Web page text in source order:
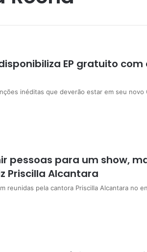
EP gratuito
inéditas que deverão estar em seu novo
pessoas para um show,
Priscilla Alcantara
reunidas pela cantora Priscilla Alcantara no